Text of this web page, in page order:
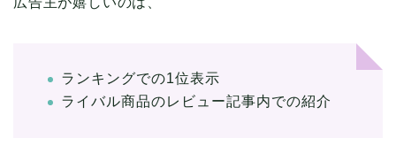
ランキングでの1位表示
ライバル商品のレビュー記事内での紹介